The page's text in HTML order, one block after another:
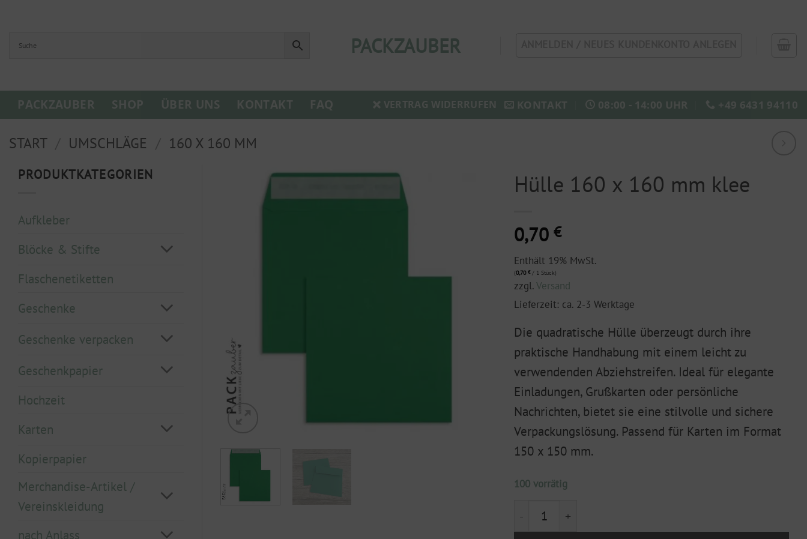
springen
PACKZAUBER
PACKZAUBER SHOP ÜBER UNS KONTAKT FAQ VERTRAG WIDERRUFEN KONTAKT 08:00 - 14:00 UHR +49 6431 94110
START UMSCHLÄGE 160 X 160 MM
PRODUKTKATEGORIEN
Aufkleber
Blöcke & Stifte
Flaschenetiketten
Geschenke
Geschenke verpacken
Geschenkpapier
Hochzeit
Karten
Kopierpapier
Merchandise-Artikel /
Vereinskleidung
nach Anlass
Hülle 160 x 160 mm klee
0,70 €
Enthält 19% MwSt.
(0,70 €/ 1 Stück)
zzgl.Versand
Lieferzeit: ca. 2-3 Werktage
Die quadratische Hülle überzeugt durch ihre
praktische Handhabung mit einem leicht zu
verwendenden Abziehstreifen. Ideal für elegante
Einladungen, Grußkarten oder persönliche
Nachrichten, bietet sie eine stilvolle und sichere
Verpackungslösung. Passend für Karten im Format
150 x 150 mm.
100 vorrätig
Hülle 160 x 160 mm klee Menge